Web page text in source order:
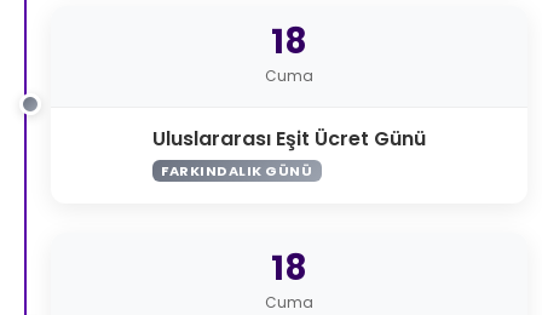
18
Cuma
Uluslararası Eşit Ücret Günü
FARKINDALIK GÜNÜ
18
Cuma